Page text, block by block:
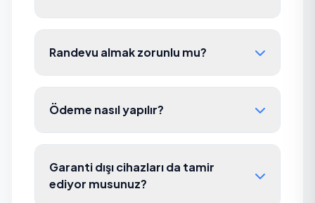
Randevu almak zorunlu mu?
Ödeme nasıl yapılır?
Garanti dışı cihazları da tamir
ediyor musunuz?